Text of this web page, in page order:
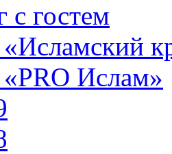
с гостем
«Исламский
«PRO Ислам»